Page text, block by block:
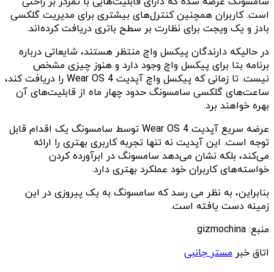
است. کاربران همچنین کنترل‌های بیشتری برای مدیریت گلکسی
بادز و یک ویجت برای نظارت بر سطح باتری دریافت کرده‌اند.
در حالیکه دارندگان پیکسل واچ منتظر هستند، شایعاتی درباره
برنامه بتا برای پیکسل واچ وجود دارد و هنوز چیزی مشخص
نیست. تا زمانی که پیکسل واچ آپدیت Wear OS 4 را دریافت کند،
ساعت‌های گلکسی سامسونگ حدود چهار ماه از قابلیت‌های آن
بهره خواهند برد.
عرضه سریع آپدیت Wear OS 4 توسط سامسونگ یک اقدام قابل
توجه است. این آپدیت نه تنها تجربه کاربری بهتری را ارائه
می‌کند، بلکه نشان می‌دهد سامسونگ در ابرآورده کردن
خواسته‌های کاربران خود عملکرد بهتری دارد.
بنابراین، به نظر می رسد که سامسونگ به یک پیروزی در این
زمینه دست یافته است.
منبع: gizmochina
اتاق خبر مستر جانبی